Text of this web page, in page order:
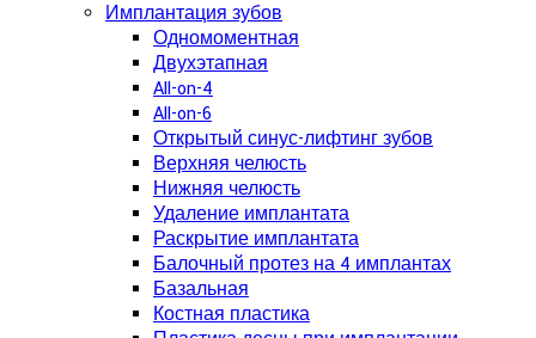
Имплантация зубов
Одномоментная
Двухэтапная
All-on-4
All-on-6
Открытый синус-лифтинг зубов
Верхняя челюсть
Нижняя челюсть
Удаление имплантата
Раскрытие имплантата
Балочный протез на 4 имплантах
Базальная
Костная пластика